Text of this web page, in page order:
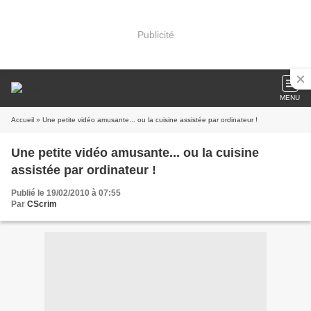
Publicité
MENU
Accueil » Une petite vidéo amusante... ou la cuisine assistée par ordinateur !
Une petite vidéo amusante... ou la cuisine
assistée par ordinateur !
Publié le 19/02/2010 à 07:55
Par CScrim